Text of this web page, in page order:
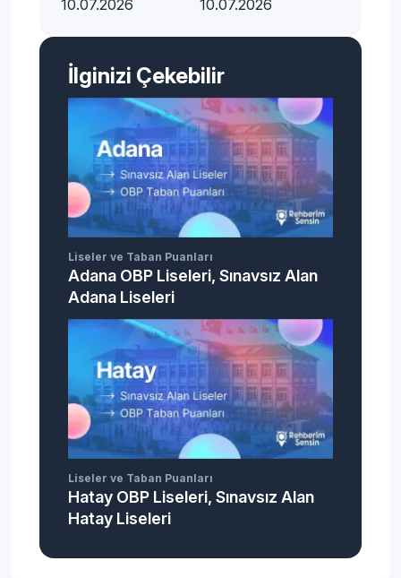
10.07.2026
10.07.2026
İlginizi Çekebilir
Liseler ve Taban Puanları
Adana OBP Liseleri, Sınavsız Alan
Adana Liseleri
Liseler ve Taban Puanları
Hatay OBP Liseleri, Sınavsız Alan
Hatay Liseleri